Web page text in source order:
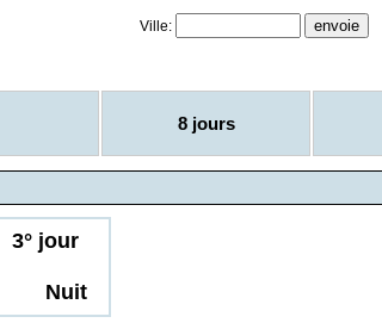
Ville:
8 jours
3° jour
Nuit